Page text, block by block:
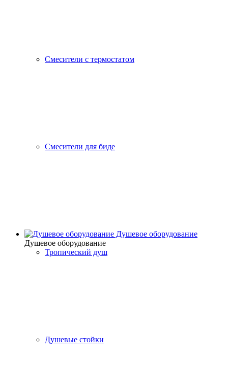
Смесители с термостатом
Смесители для биде
Душевое оборудование
Душевое оборудование
Тропический душ
Душевые стойки